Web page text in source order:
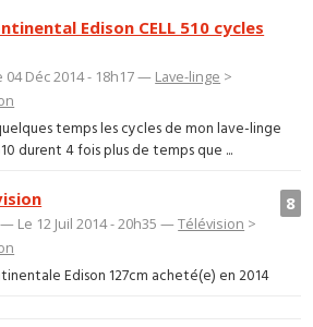
Edison CELL 510 cycles
Déc 2014 - 18h17 — Lave-linge >
temps les cycles de mon lave-linge
durent 4 fois plus de temps que ...
8
Le 12 Juil 2014 - 20h35 —Télévision >
Edison 127cm acheté(e) en 2014